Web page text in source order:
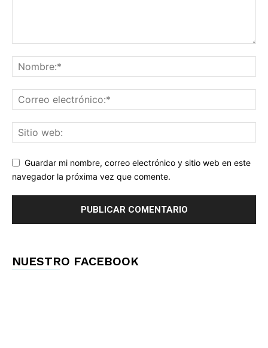
Guardar mi nombre, correo electrónico y sitio web en este
navegador la próxima vez que comente.
NUESTRO FACEBOOK